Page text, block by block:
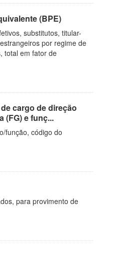
(BPE)
substitutos, titular-
por regime de
total em fator de
cargo de direção
(FG) e funç...
função, código do
para provimento de